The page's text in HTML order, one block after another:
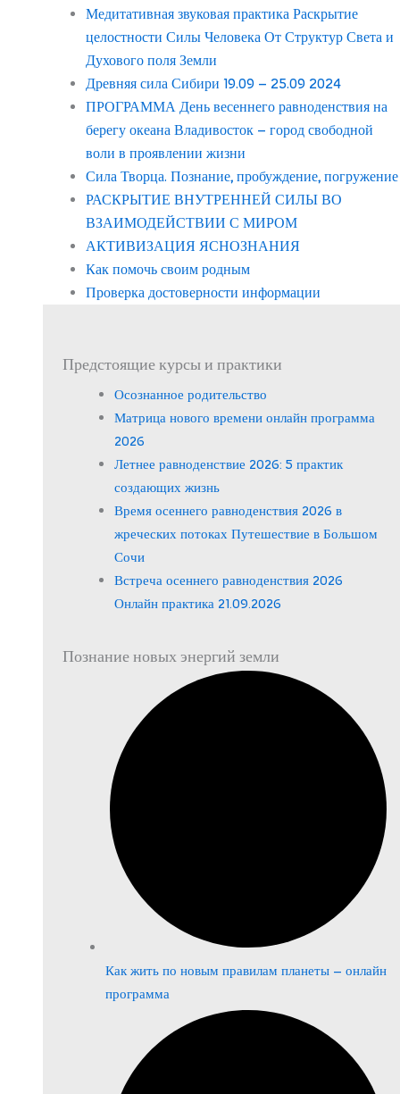
Медитативная звуковая практика Раскрытие
целостности Силы Человека От Структур Света и
Духового поля Земли
Древняя сила Сибири 19.09 – 25.09 2024
ПРОГРАММА День весеннего равноденствия на
берегу океана Владивосток – город свободной
воли в проявлении жизни
Сила Творца. Познание, пробуждение, погружение
РАСКРЫТИЕ ВНУТРЕННЕЙ СИЛЫ ВО
ВЗАИМОДЕЙСТВИИ С МИРОМ
АКТИВИЗАЦИЯ ЯСНОЗНАНИЯ
Как помочь своим родным
Проверка достоверности информации
Предстоящие курсы и практики
Осознанное родительство
Матрица нового времени онлайн программа
2026
Летнее равноденствие 2026: 5 практик
создающих жизнь
Время осеннего равноденствия 2026 в
жреческих потоках Путешествие в Большом
Сочи
Встреча осеннего равноденствия 2026
Онлайн практика 21.09.2026
Познание новых энергий земли
Как жить по новым правилам планеты – онлайн
программа